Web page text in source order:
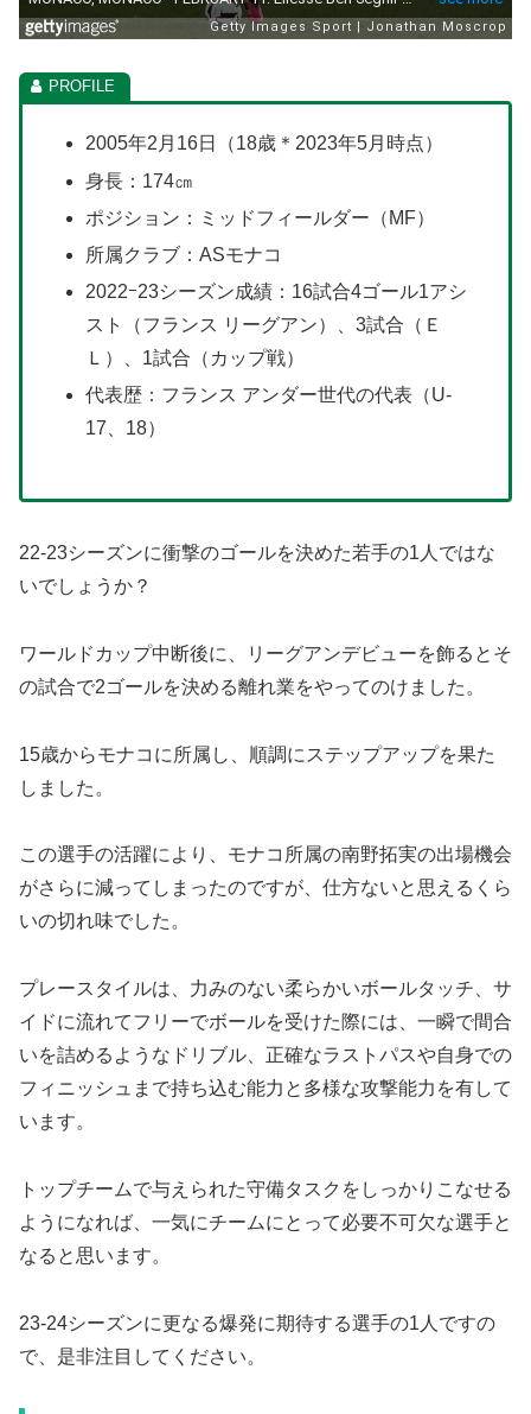
2005年2月16日（18歳＊2023年5月時点）
身長：174㎝
ポジション：ミッドフィールダー（MF）
所属クラブ：ASモナコ
2022ｰ23シーズン成績：16試合4ゴール1アシ
スト（フランス リーグアン）、3試合（Ｅ
Ｌ）、1試合（カップ戦）
代表歴：フランス アンダー世代の代表（U-
17、18）
22-23シーズンに衝撃のゴールを決めた若手の1人ではな
いでしょうか？
ワールドカップ中断後に、リーグアンデビューを飾るとそ
の試合で2ゴールを決める離れ業をやってのけました。
15歳からモナコに所属し、順調にステップアップを果た
しました。
この選手の活躍により、モナコ所属の南野拓実の出場機会
がさらに減ってしまったのですが、仕方ないと思えるくら
いの切れ味でした。
プレースタイルは、力みのない柔らかいボールタッチ、サ
イドに流れてフリーでボールを受けた際には、一瞬で間合
いを詰めるようなドリブル、正確なラストパスや自身での
フィニッシュまで持ち込む能力と多様な攻撃能力を有して
います。
トップチームで与えられた守備タスクをしっかりこなせる
ようになれば、一気にチームにとって必要不可欠な選手と
なると思います。
23-24シーズンに更なる爆発に期待する選手の1人ですの
で、是非注目してください。